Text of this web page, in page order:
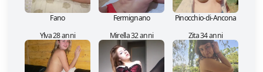
Fano Fermignano
Pinocchio-di-Ancona
Ylva 28 anni
Mirella 32 anni Zita 34 anni